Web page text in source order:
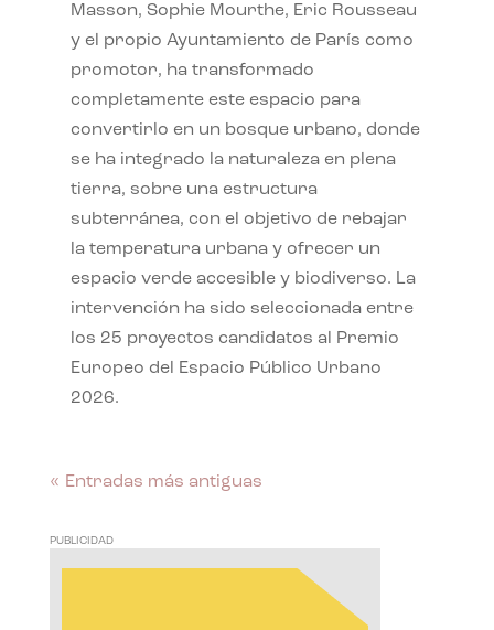
Masson, Sophie Mourthe, Eric Rousseau
y el propio Ayuntamiento de París como
promotor, ha transformado
completamente este espacio para
convertirlo en un bosque urbano, donde
se ha integrado la naturaleza en plena
tierra, sobre una estructura
subterránea, con el objetivo de rebajar
la temperatura urbana y ofrecer un
espacio verde accesible y biodiverso. La
intervención ha sido seleccionada entre
los 25 proyectos candidatos al Premio
Europeo del Espacio Público Urbano
2026.
« Entradas más antiguas
PUBLICIDAD